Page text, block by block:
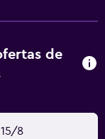
de
8